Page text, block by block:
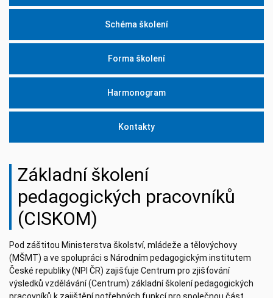
Schéma školení
Forma školení
Harmonogram
Kontakty
Základní školení
pedagogických pracovníků
(CISKOM)
Pod záštitou Ministerstva školství, mládeže a tělovýchovy
(MŠMT) a ve spolupráci s Národním pedagogickým institutem
České republiky (NPI ČR) zajišťuje Centrum pro zjišťování
výsledků vzdělávání (Centrum) základní školení pedagogických
pracovníků k zajištění potřebných funkcí pro společnou část